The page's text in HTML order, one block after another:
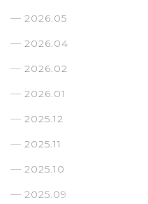
2026.05
2026.04
2026.02
2026.01
2025.12
2025.11
2025.10
2025.09